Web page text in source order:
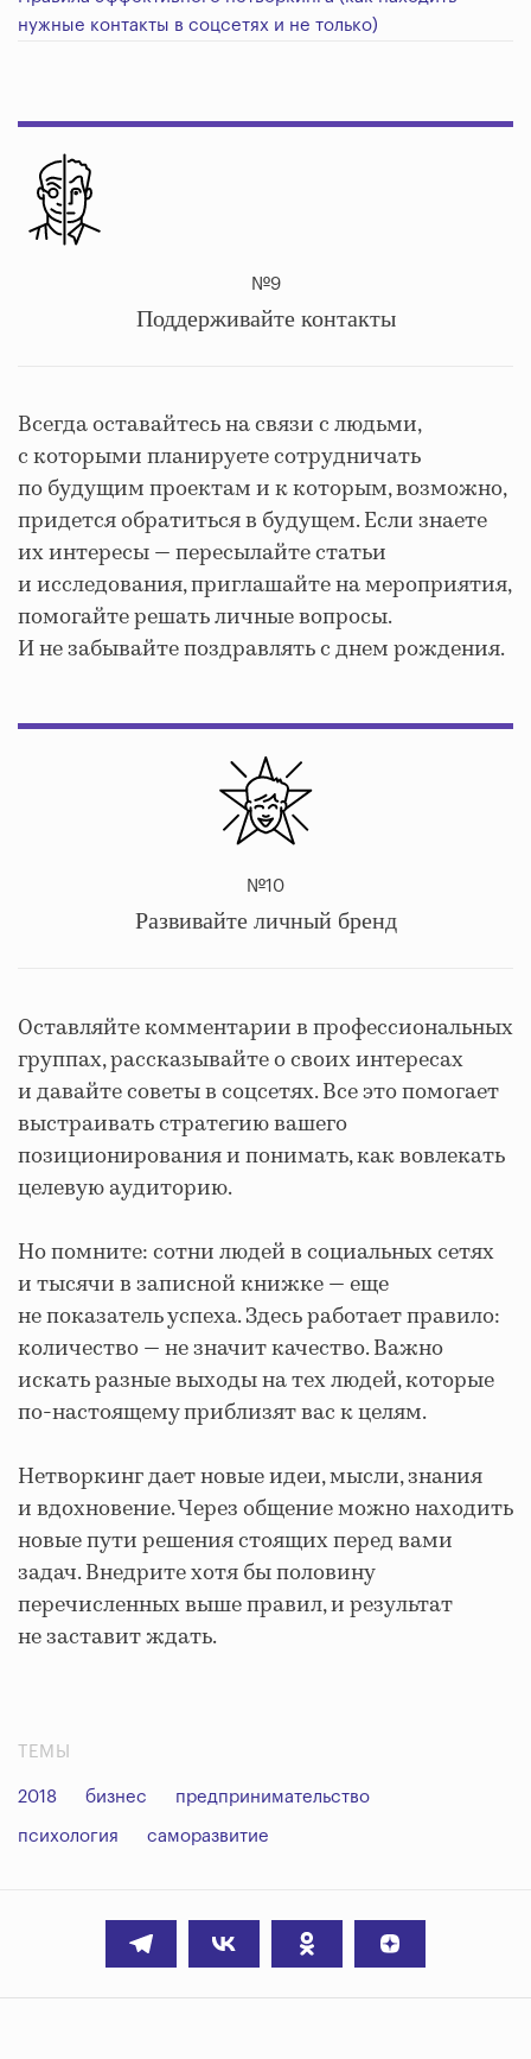
нужные контакты в соцсетях и не только)
№9
Поддерживайте контакты
Всегда оставайтесь на связи с людьми,
с которыми планируете сотрудничать
по будущим проектам и к которым, возможно,
придется обратиться в будущем. Если знаете
их интересы — пересылайте статьи
и исследования, приглашайте на мероприятия,
помогайте решать личные вопросы.
И не забывайте поздравлять с днем рождения.
№10
Развивайте личный бренд
Оставляйте комментарии в профессиональных
группах, рассказывайте о своих интересах
и давайте советы в соцсетях. Все это помогает
выстраивать стратегию вашего
позиционирования и понимать, как вовлекать
целевую аудиторию.
Но помните: сотни людей в социальных сетях
и тысячи в записной книжке — еще
не показатель успеха. Здесь работает правило:
количество — не значит качество. Важно
искать разные выходы на тех людей, которые
по-настоящему приблизят вас к целям.
Нетворкинг дает новые идеи, мысли, знания
и вдохновение. Через общение можно находить
новые пути решения стоящих перед вами
задач. Внедрите хотя бы половину
перечисленных выше правил, и результат
не заставит ждать.
ТЕМЫ
2018 бизнес предпринимательство
психология саморазвитие